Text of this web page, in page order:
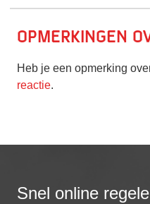
Opmerkingen
Heb je een opmerking
reactie.
Snel online